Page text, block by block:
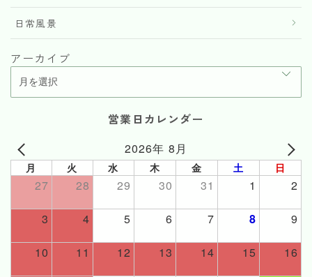
日常風景
アーカイブ
営業日カレンダー
2026年 8月
月 火 水 木 金 土 日
27 28 29 30 31 1 2
3 4 5 6 7 8 9
10 11 12 13 14 15 16